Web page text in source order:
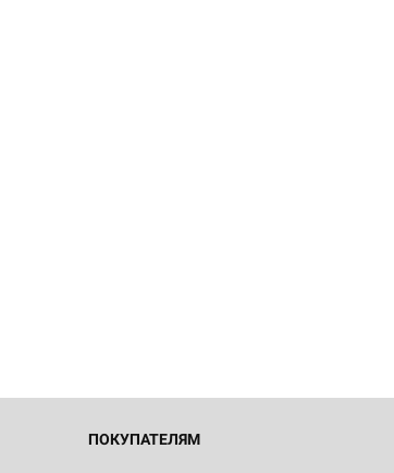
ПОКУПАТЕЛЯМ